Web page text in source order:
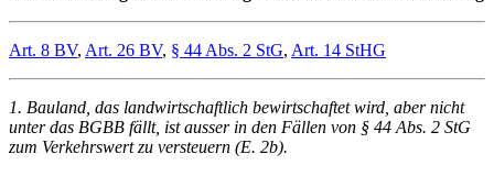
Art. 8 BV, Art. 26 BV, § 44 Abs. 2 StG, Art. 14 StHG
1. Bauland, das landwirtschaftlich bewirtschaftet wird, aber nicht
unter das BGBB fällt, ist ausser in den Fällen von § 44 Abs. 2 StG
zum Verkehrswert zu versteuern (E. 2b).